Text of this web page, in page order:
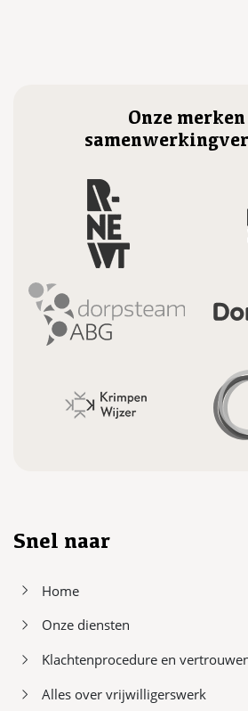
Onze merken
Snel naar
Home
Onze diensten
Klachtenprocedure en
Alles over vrijwilligerswerk